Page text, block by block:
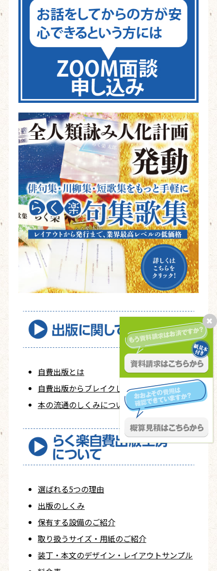
自費出版とは
自費出版からブレイクした人たち
本の流通のしくみについて
選ばれる5つの理由
出版のしくみ
保有する設備のご紹介
取り扱うサイズ・用紙のご紹介
装丁・本文のデザイン・レイアウトサンプル